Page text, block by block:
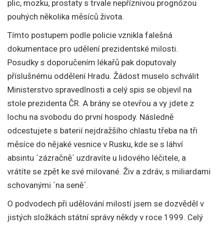
plic, mozku, prostaty s trvale nepříznivou prognózou
pouhých několika měsíců života.
Tímto postupem podle policie vznikla falešná
dokumentace pro udělení prezidentské milosti.
Posudky s doporučením lékařů pak doputovaly
příslušnému oddělení Hradu. Žádost muselo schválit
Ministerstvo spravedlnosti a celý spis se objevil na
stole prezidenta ČR. A brány se otevřou a vy jdete z
lochu na svobodu do první hospody. Následně
odcestujete s baterií nejdražšího chlastu třeba na tři
měsíce do nějaké vesnice v Rusku, kde se s láhví
absintu ´zázračně´ uzdravíte u lidového léčitele, a
vrátíte se zpět ke své milované. Živ a zdráv, s miliardami
schovanými ´na seně´.
O podvodech při udělování milostí jsem se dozvěděl v
jistých složkách státní správy někdy v roce 1999. Celý